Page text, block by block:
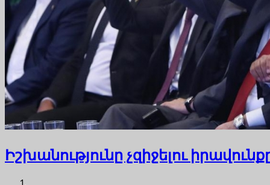
Իշխանությունը չզիջելու